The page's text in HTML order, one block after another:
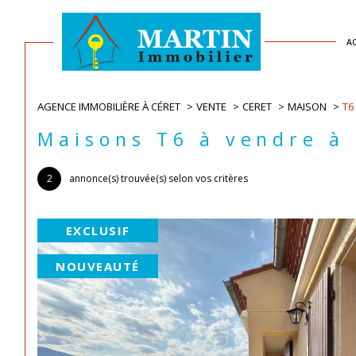
Acheter
de l'ancien
TYPE DE BIEN
Maison 66400 - Céret
RECHERCHER PAR RÉFÉRENCE
Acheter
de l'ancien
TYPE DE BIEN
Maison 66400 - Céret
AGENCE IMMOBILIÈRE À CÉRET VENTE CERET MAISON T6
Maisons T6 à vendre à
2 annonce(s) trouvée(s) selon vos critères
EXCLUSIF
NOUVEAUTÉ